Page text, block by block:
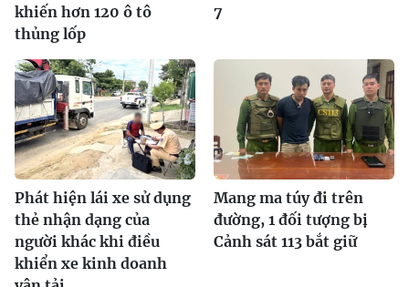
khiến hơn 120 ô tô
thủng lốp
7
Phát hiện lái xe sử dụng
thẻ nhận dạng của
người khác khi điều
khiển xe kinh doanh
Mang ma túy đi trên
đường, 1 đối tượng bị
Cảnh sát 113 bắt giữ